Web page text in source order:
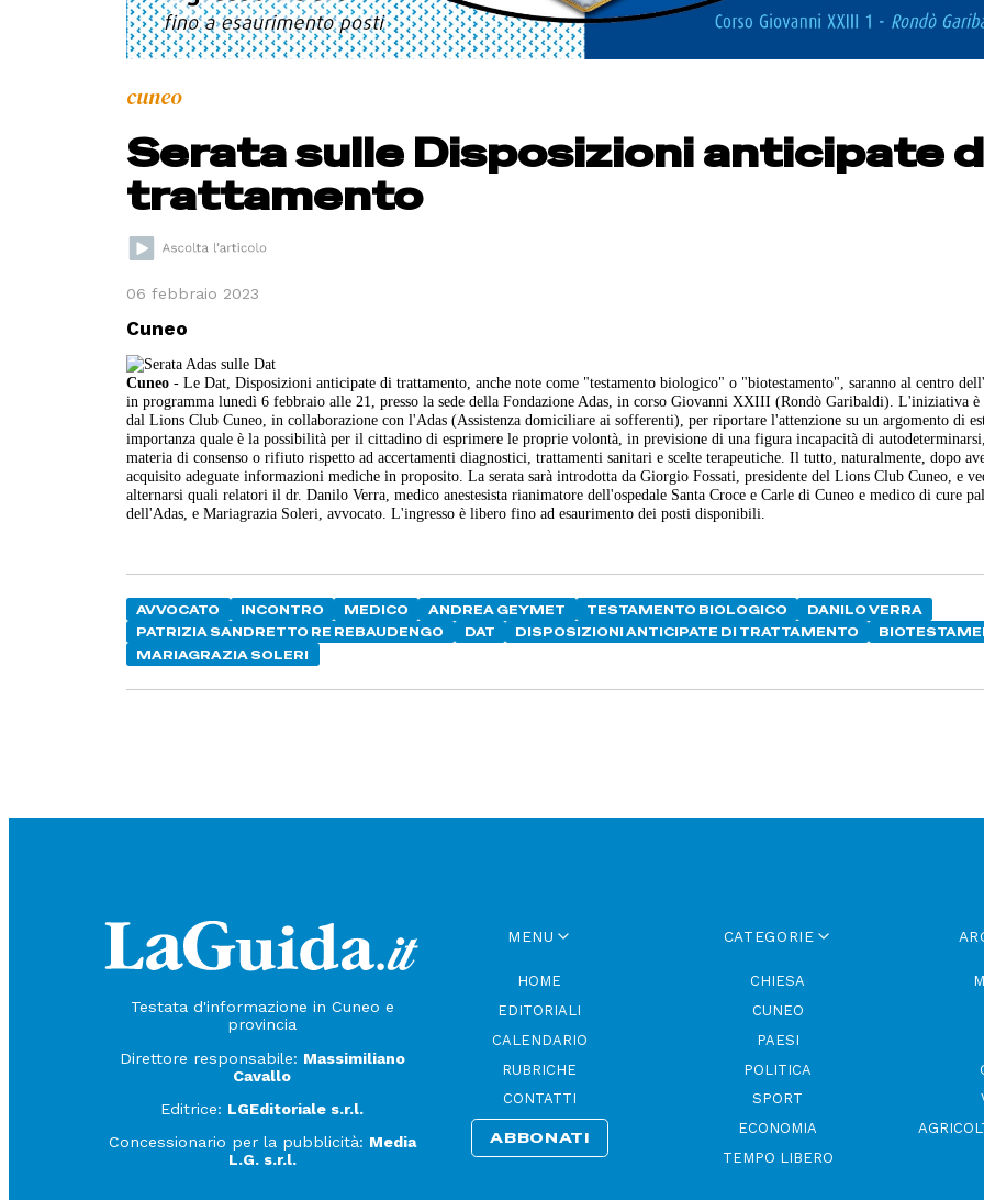
cuneo
Serata sulle Disposizioni anticipate
trattamento
06 febbraio 2023
Cuneo
Cuneo - Le Dat, Disposizioni anticipate di trattamento, anche note come "testamento biologico" o "biotestamento", saranno al centro
in programma lunedì 6 febbraio alle 21, presso la sede della Fondazione Adas, in corso Giovanni XXIII (Rondò Garibaldi). L'iniziativa è
dal Lions Club Cuneo, in collaborazione con l'Adas (Assistenza domiciliare ai sofferenti), per riportare l'attenzione su un argomento di
importanza quale è la possibilità per il cittadino di esprimere le proprie volontà, in previsione di una figura incapacità di
materia di consenso o rifiuto rispetto ad accertamenti diagnostici, trattamenti sanitari e scelte terapeutiche. Il tutto, naturalmente, dopo
acquisito adeguate informazioni mediche in proposito. La serata sarà introdotta da Giorgio Fossati, presidente del Lions Club Cuneo, e
alternarsi quali relatori il dr. Danilo Verra, medico anestesista rianimatore dell'ospedale Santa Croce e Carle di Cuneo e medico di cure
dell'Adas, e Mariagrazia Soleri, avvocato. L'ingresso è libero fino ad esaurimento dei posti disponibili.
AVVOCATO INCONTRO MEDICO ANDREA GEYMET TESTAMENTO BIOLOGICO
DANILO VERRA
PATRIZIA SANDRETTO RE REBAUDENGO
DAT DISPOSIZIONI ANTICIPATE DI TRATTAMENTO
MARIAGRAZIA SOLERI
Testata d'informazione in Cuneo e
provincia
Direttore responsabile: Massimiliano
Cavallo
Editrice: LGEditoriale s.r.l.
Concessionario per la pubblicità: Media
L.G. s.r.l.
MENU
HOME
EDITORIALI
CALENDARIO
RUBRICHE
CONTATTI
ABBONATI
CATEGORIE
CHIESA
CUNEO
PAESI
POLITICA
SPORT
ECONOMIA
TEMPO LIBERO